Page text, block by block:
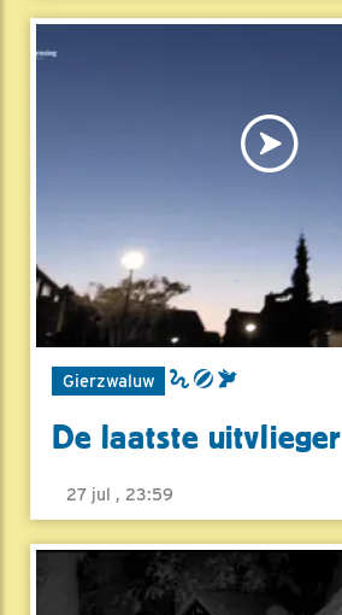
Gierzwaluw
De laatste uitvlieger
27 jul , 23:59